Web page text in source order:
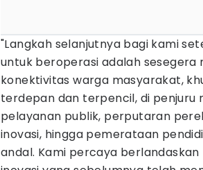
"Langkah selanjutnya bagi kami
untuk beroperasi adalah sesegera
konektivitas warga masyarakat,
terdepan dan terpencil, di
pelayanan publik, perputaran
inovasi, hingga pemerataan
andal. Kami percaya